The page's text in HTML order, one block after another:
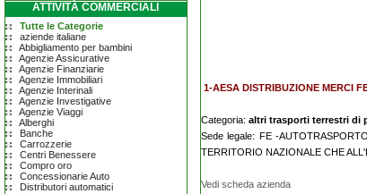
ATTIVITÀ COMMERCIALI
Tutte le Categorie
aziende italiane
Abbigliamento per bambini
Agenzie Assicurative
Agenzie Finanziarie
Agenzie Immobiliari
Agenzie Interinali
Agenzie Investigative
Agenzie Viaggi
Alberghi
Banche
Carrozzerie
Centri Benessere
Compro oro
Concessionarie Auto
Distributori automatici
1-AESA DISTRIBUZIONE MERCI
Categoria: altri trasporti terrestri di
Sede legale: FE -
TERRITORIO NAZIONALE CHE
Vedi scheda azienda